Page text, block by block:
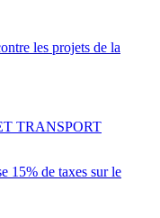
les projets de la
15% de taxes sur le
TRANSPORT